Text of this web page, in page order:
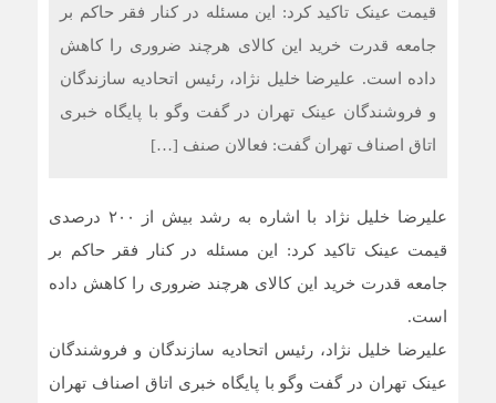
قیمت عینک تاکید کرد: این مسئله در کنار فقر حاکم بر
جامعه قدرت خرید این کالای هرچند ضروری را کاهش
داده است. علیرضا خلیل نژاد، رئیس اتحادیه سازندگان
و فروشندگان عینک تهران در گفت وگو با پایگاه خبری
اتاق اصناف تهران گفت: فعالان صنف […]
علیرضا خلیل نژاد با اشاره به رشد بیش از ۲۰۰ درصدی
قیمت عینک تاکید کرد: این مسئله در کنار فقر حاکم بر
جامعه قدرت خرید این کالای هرچند ضروری را کاهش داده
است.
علیرضا خلیل نژاد، رئیس اتحادیه سازندگان و فروشندگان
عینک تهران در گفت وگو با پایگاه خبری اتاق اصناف تهران